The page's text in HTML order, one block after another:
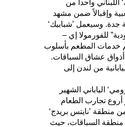
واحداً من
وإقبالاً ضمن مشهد
جدة. وسيعمل ’شبابيك‘
للفورمولا إي –
خدمات المطعم بأسلوب
أذواق عشاق السباقات.
من لندن إلى
الياباني الشهير
أروع تجارب الطعام
من منطقة ’نايتس بريدج‘
السباقات، حيث